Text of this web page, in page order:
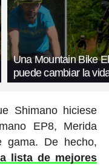
Una Mountain Bike
puede cambiar la
Shimano hiciese
EP8, Merida
gama. De hecho,
lista de mejores